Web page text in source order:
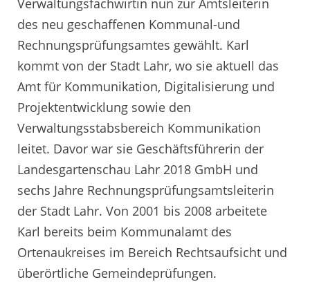
Verwaltungsfachwirtin nun zur Amtsleiterin
des neu geschaffenen Kommunal-und
Rechnungsprüfungsamtes gewählt. Karl
kommt von der Stadt Lahr, wo sie aktuell das
Amt für Kommunikation, Digitalisierung und
Projektentwicklung sowie den
Verwaltungsstabsbereich Kommunikation
leitet. Davor war sie Geschäftsführerin der
Landesgartenschau Lahr 2018 GmbH und
sechs Jahre Rechnungsprüfungsamtsleiterin
der Stadt Lahr. Von 2001 bis 2008 arbeitete
Karl bereits beim Kommunalamt des
Ortenaukreises im Bereich Rechtsaufsicht und
überörtliche Gemeindeprüfungen.